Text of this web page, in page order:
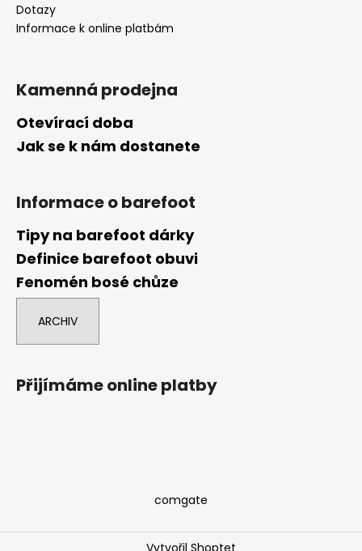
Dotazy
Informace k online platbám
Kamenná prodejna
Otevírací doba
Jak se k nám dostanete
Informace o barefoot
Tipy na barefoot dárky
Definice barefoot obuvi
Fenomén bosé chůze
ARCHIV
Přijímáme online platby
comgate
Vytvořil Shoptet